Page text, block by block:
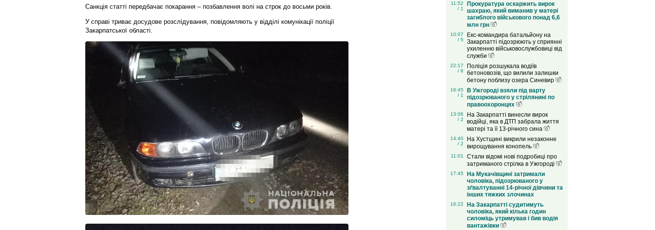
Санкція статті передбачає покарання – позбавлення волі на строк до восьми років.
У справі триває досудове розслідування, повідомляють у відділі комунікації поліції
Закарпатської області.
11:52
/ 1
Прокуратура оскаржить вирок
шахраю, який виманив у матері
загиблого військового понад 6,6
млн грн
10:07
/ 5
Екс-командира батальйону на
Закарпатті підозрюють у сприянні
ухиленню військовослужбовиці від
служби
22:17
/ 6
Поліція розшукала водіїв
бетоновозів, що вилили залишки
бетону поблизу озера Синевир
16:45
/ 1
В Ужгороді взяли під варту
підозрюваного у стрілянині по
правоохоронцях
13:06
/ 2
На Закарпатті винесли вирок
водійці, яка в ДТП забрала життя
матері та її 13-річного сина
14:40
/ 2
На Хустщині викрили незаконне
вирощування конопель
11:01
Стали відомі нові подробиці про
затриманого стрілка в Ужгороді
17:45
На Мукачівщині затримали
чоловіка, підозрюваного у
зґвалтуванні 14-річної дівчини та
інших тяжких злочинах
16:22
На Закарпатті судитимуть
чоловіка, який кілька годин
силоміць утримував і бив водія
вантажівки